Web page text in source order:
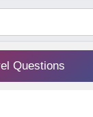
Questions